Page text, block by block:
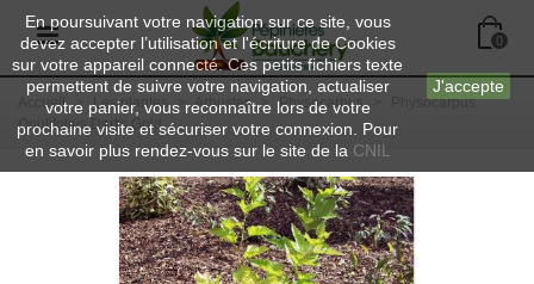
En poursuivant votre navigation sur ce site, vous
devez accepter l’utilisation et l'écriture de Cookies
sur votre appareil connecté. Ces petits fichiers texte
permettent de suivre votre navigation, actualiser
votre panier, vous reconnaître lors de votre
prochaine visite et sécuriser votre connexion. Pour
en savoir plus rendez-vous sur le site de la CNIL
J'accepte
0
Accueil > Les plantes > Arbustes > Physocarpus
Physocarpus
Opulifolius Dart's Gold